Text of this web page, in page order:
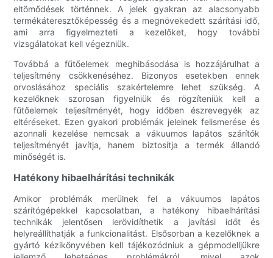
eltömődések történnek. A jelek gyakran az alacsonyabb
termékáteresztőképesség és a megnövekedett szárítási idő,
ami arra figyelmezteti a kezelőket, hogy további
vizsgálatokat kell végezniük.
Továbbá a fűtőelemek meghibásodása is hozzájárulhat a
teljesítmény csökkenéséhez. Bizonyos esetekben ennek
orvoslásához speciális szakértelemre lehet szükség. A
kezelőknek szorosan figyelniük és rögzíteniük kell a
fűtőelemek teljesítményét, hogy időben észrevegyék az
eltéréseket. Ezen gyakori problémák jeleinek felismerése és
azonnali kezelése nemcsak a vákuumos lapátos szárítók
teljesítményét javítja, hanem biztosítja a termék állandó
minőségét is.
Hatékony hibaelhárítási technikák
Amikor problémák merülnek fel a vákuumos lapátos
szárítógépekkel kapcsolatban, a hatékony hibaelhárítási
technikák jelentősen lerövidíthetik a javítási időt és
helyreállíthatják a funkcionalitást. Elsősorban a kezelőknek a
gyártó kézikönyvében kell tájékozódniuk a gépmodelljükre